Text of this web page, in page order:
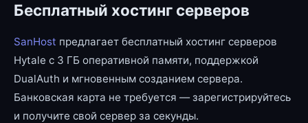
Бесплатный хостинг серверов
SanHost предлагает бесплатный хостинг серверов
Hytale с 3 ГБ оперативной памяти, поддержкой
DualAuth и мгновенным созданием сервера.
Банковская карта не требуется — зарегистрируйтесь
и получите свой сервер за секунды.